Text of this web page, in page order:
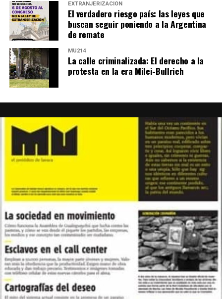
EXTRANJERIZACIÓN
El verdadero riesgo país: las leyes que
buscan seguir poniendo a la Argentina
de remate
MU214
La calle criminalizada: El derecho a la
protesta en la era Milei-Bullrich